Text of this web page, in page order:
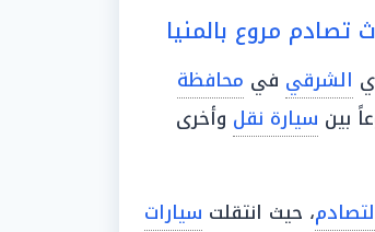
مروع بالمنيا
الشرقي في محافظة
بين سيارة نقل وأخرى
، حيث انتقلت سيارات